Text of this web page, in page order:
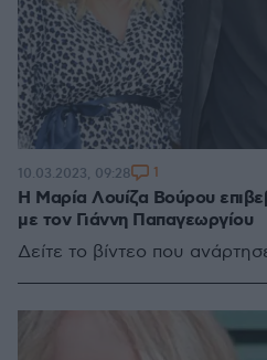
Η Μαρία Λουίζα Βούρου
με τον Γιάννη Παπαγεωργίου
Δείτε το βίντεο που
10.03.2023, 09:28 1